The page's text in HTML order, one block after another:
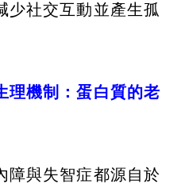
少社交互動並產生孤
理機制：蛋白質的老
障與失智症都源自於